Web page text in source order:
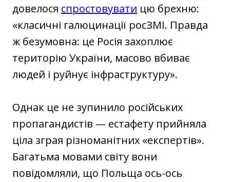
довелося спростовувати цю брехню:
«класичні галюцинації росЗМІ. Правда
ж безумовна: це Росія захоплює
територію України, масово вбиває
людей і руйнує інфраструктуру».
Однак це не зупинило російських
пропагандистів — естафету прийняла
ціла зграя різноманітних «експертів».
Багатьма мовами світу вони
повідомляли, що Польща ось-ось